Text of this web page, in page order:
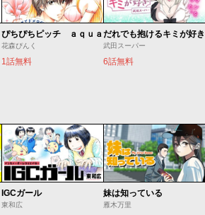
ぴちぴちピッチ ａｑｕａ
花森ぴんく
1話無料
だれでも抱けるキミが好き
武田スーパー
6話無料
IGCガール
東和広
妹は知っている
雁木万里